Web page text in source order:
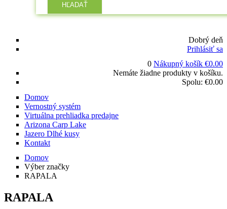
HĽADAŤ
Dobrý deň
Prihlásiť sa
0 Nákupný košík €0.00
Nemáte žiadne produkty v košíku.
Spolu: €0.00
Domov
Vernostný systém
Virtuálna prehliadka predajne
Arizona Carp Lake
Jazero Dlhé kusy
Kontakt
Domov
Výber značky
RAPALA
RAPALA